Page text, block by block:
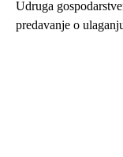
Udruga
predavanje o